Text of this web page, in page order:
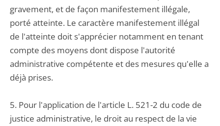
gravement, et de façon manifestement illégale,
porté atteinte. Le caractère manifestement illégal
de l'atteinte doit s'apprécier notamment en tenant
compte des moyens dont dispose l'autorité
administrative compétente et des mesures qu'elle a
déjà prises.
5. Pour l'application de l'article L. 521-2 du code de
justice administrative, le droit au respect de la vie